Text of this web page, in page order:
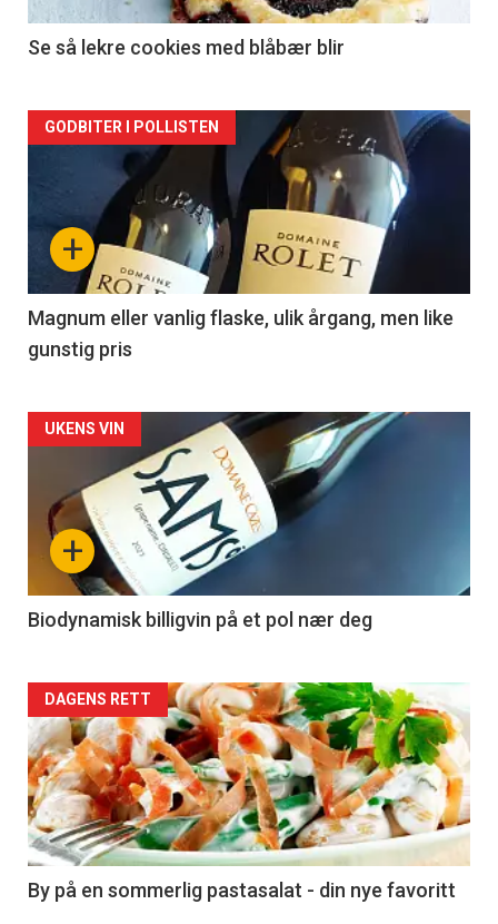
2
Se så lekre cookies med blåbær blir
Forsiden
akkurat
nå
3
+
GODBITER I POLLISTEN
Magnum eller vanlig flaske, ulik årgang, men like
gunstig pris
Forsiden
akkurat
nå
4
+
UKENS VIN
Biodynamisk billigvin på et pol nær deg
Forsiden
akkurat
nå
-
5
DAGENS RETT
By på en sommerlig pastasalat - din nye favoritt